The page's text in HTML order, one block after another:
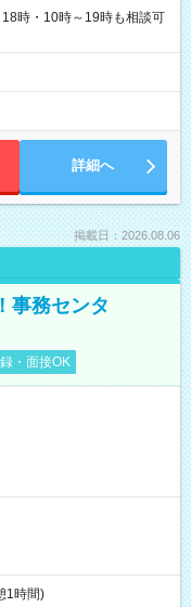
時・10時～19時も相談可
詳細へ
掲載日：2026.08.06
事務センタ
・面接OK
1時間)